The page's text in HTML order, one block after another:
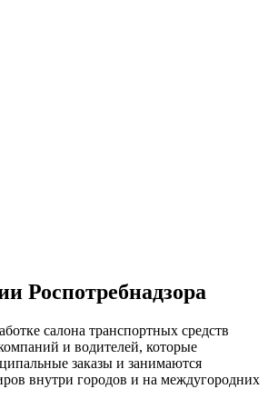
Роспотребнадзора
салона транспортных средств
и водителей, которые
заказы и занимаются
внутри городов и на междугородних